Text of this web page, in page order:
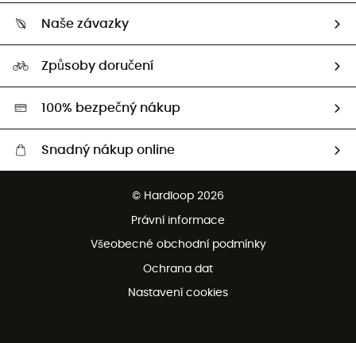
Vrácení zboží a peněz
Naši Ambasadoři
Naše závazky
Second hand
HardGreen
Způsoby doručení
100% bezpečný nákup
Snadný nákup online
Bezplatné vrácení do 100 dnů
Bezplatná zákaznická služba
© Hardloop 2026
Právní informace
Všeobecné obchodní podmínky
Ochrana dat
Nastavení cookies